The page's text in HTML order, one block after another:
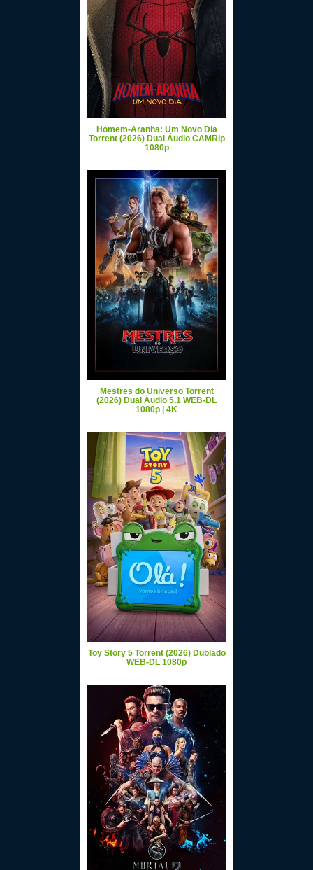
Homem-Aranha: Um Novo Dia
Torrent (2026) Dual Áudio CAMRip
1080p
Mestres do Universo Torrent
(2026) Dual Áudio 5.1 WEB-DL
1080p | 4K
Toy Story 5 Torrent (2026) Dublado
WEB-DL 1080p